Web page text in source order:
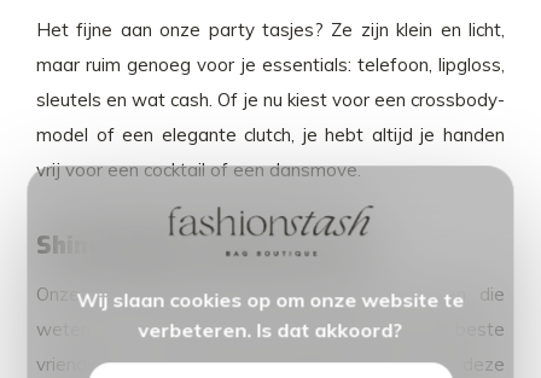
Het fijne aan onze party tasjes? Ze zijn klein en licht,
maar ruim genoeg voor je essentials: telefoon, lipgloss,
sleutels en wat cash. Of je nu kiest voor een crossbody-
model of een elegante clutch, je hebt altijd je handen
vrij voor een cocktail of een dansmove.
Shine bright, altijd en overal
Onze party tasjes zijn gemaakt voor vrouwen die
weten wat ze willen. Van de bruiloft van je beste
vriendin tot die langverwachte girls’ night out, deze
Wij slaan cookies op om onze website te
verbeteren. Is dat akkoord?